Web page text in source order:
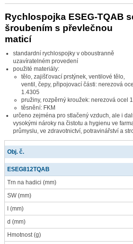
Rychlospojka ESEG-TQAB
šroubením s převlečnou
maticí
standardní rychlospojky v oboustranně
uzavíratelném provedení
použité materiály:
tělo, zajišťovací prstýnek, ventilové tělo,
ventil, čepy, připojovací části: nerezová ocel
1.4305
pružiny, rozpěrný kroužek: nerezová ocel
těsnění: FKM
určeno zejména pro stlačený vzduch, ale i
vysokými nároky na čistotu a hygienu ve
průmyslu, ve zdravotnictví, potravinářství a
Obj. č.
ESEG812TQAB
Trn na hadici (mm)
SW(mm)
(mm)
d (mm)
Hmotnost(g)